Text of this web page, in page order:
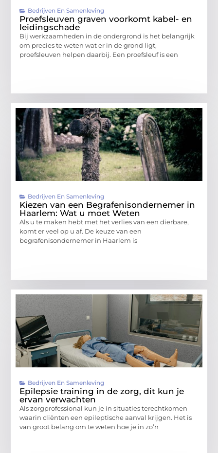
Bedrijven En Samenleving
Proefsleuven graven voorkomt kabel- en
leidingschade
Bij werkzaamheden in de ondergrond is het belangrijk
om precies te weten wat er in de grond ligt,
proefsleuven helpen daarbij. Een proefsleuf is een
Bedrijven En Samenleving
Kiezen van een Begrafenisondernemer in
Haarlem: Wat u moet Weten
Als u te maken hebt met het verlies van een dierbare,
komt er veel op u af. De keuze van een
begrafenisondernemer in Haarlem is
Bedrijven En Samenleving
Epilepsie training in de zorg, dit kun je
ervan verwachten
Als zorgprofessional kun je in situaties terechtkomen
waarin cliënten een epileptische aanval krijgen. Het is
van groot belang om te weten hoe je in zo’n